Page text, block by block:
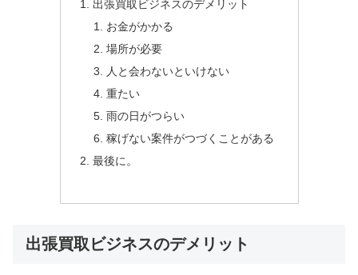
出張買取ビジネスのデメリット
お金がかかる
場所が必要
人と会わないといけない
重たい
雨の日がつらい
稼げない案件がつづくことがある
最後に。
出張買取ビジネスのデメリット